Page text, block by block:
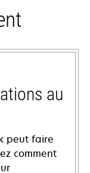
au
peut faire
comment